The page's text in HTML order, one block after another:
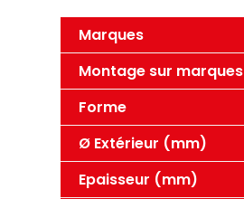
Marques
Montage sur marques
Forme
Ø Extérieur (mm)
Epaisseur (mm)